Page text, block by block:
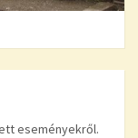
eseményekről.